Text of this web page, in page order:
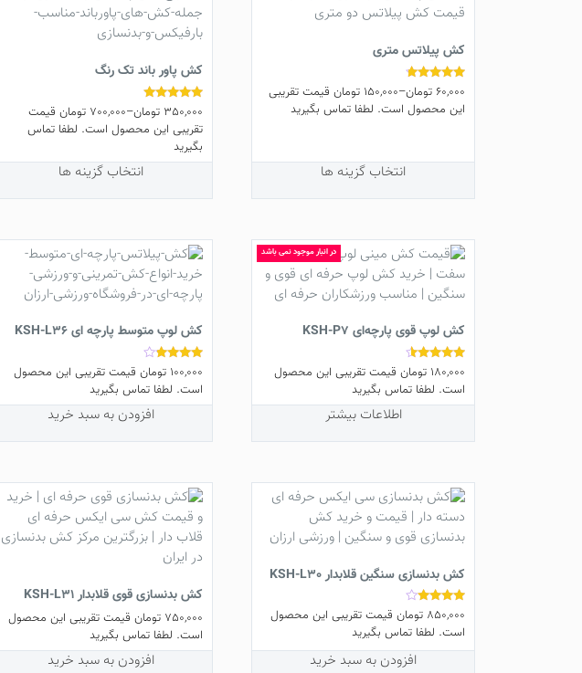
کش پیلاتس متری
نمره
4.58
از 5
60,000 تومان–
150,000 تومان قیمت تقریبی
این محصول است. لطفا تماس بگیرید
انتخاب گزینه ها
باشد.
گزینه
ها
است
در
صفحه
محصول
کش پاور باند تک رنگ
نمره
4.83
از 5
350,000 تومان–
700,000 تومانقیمت
تقریبی این محصول است. لطفا تماس
بگیرید
انتخاب گزینه ها
مختلفی
می
باشد.
ها
ممکن
است
در
صفحه
در انبار موجود نمی باشد
کش لوپ قوی پارچه‌ای KSH-P7
نمره
4.30
از 5
180,000 تومان قیمت تقریبی این محصول
است. لطفا تماس بگیرید
اطلاعات بیشتر
کش لوپ متوسط پارچه ‌ای KSH-L36
نمره
3.67
از 5
100,000 تومانقیمت تقریبی این محصول
است. لطفا تماس بگیرید
افزودن به سبد خرید
کش بدنسازی سنگین قلابدار KSH-L30
نمره
3.80
از 5
850,000 تومان قیمت تقریبی این محصول
است. لطفا تماس بگیرید
افزودن به سبد خرید
کش بدنسازی قوی قلابدار KSH-L31
750,000 تومانقیمت تقریبی این محصول
است. لطفا تماس بگیرید
افزودن به سبد خرید